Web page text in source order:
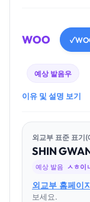
WOO ✓
예상 발음우
이유 및 설명 보기
외교부 표준 표기(
SHIN
예상 발음 ㅅㅎ이
외교부 홈페이
보세요.